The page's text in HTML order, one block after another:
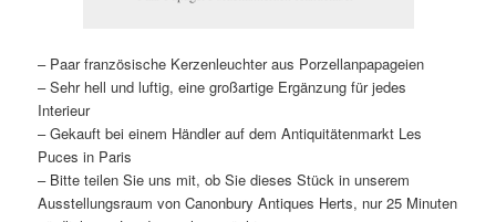
– Paar französische Kerzenleuchter aus Porzellanpapageien
– Sehr hell und luftig, eine großartige Ergänzung für jedes
Interieur
– Gekauft bei einem Händler auf dem Antiquitätenmarkt Les
Puces in Paris
– Bitte teilen Sie uns mit, ob Sie dieses Stück in unserem
Ausstellungsraum von Canonbury Antiques Herts, nur 25 Minuten